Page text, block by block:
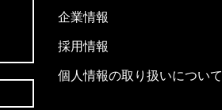
企業情報
採用情報
個人情報の取り扱いについて